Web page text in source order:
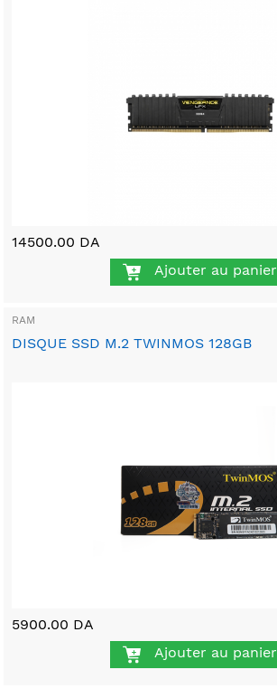
14500.00 DA
Ajouter au panier
RAM
DISQUE SSD M.2 TWINMOS 128GB
5900.00 DA
Ajouter au panier